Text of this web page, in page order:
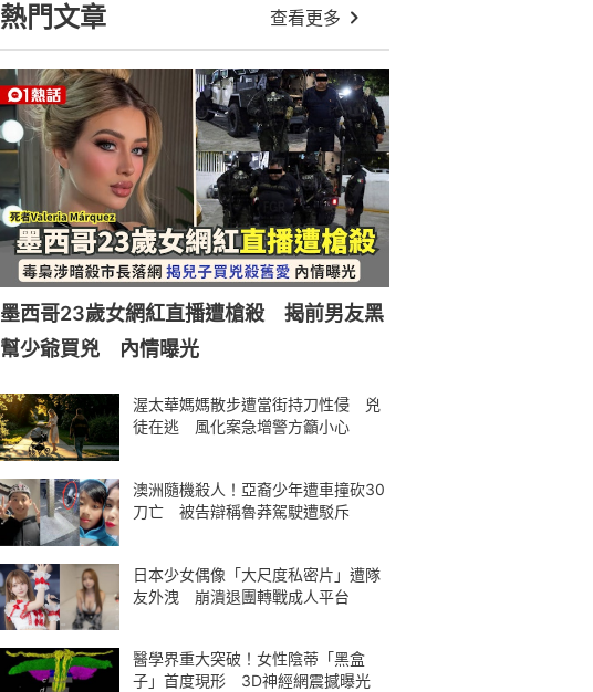
熱門文章 查看更多
墨西哥23歲女網紅直播遭槍殺 揭前男友黑
幫少爺買兇 內情曝光
渥太華媽媽散步遭當街持刀性侵 兇
徒在逃 風化案急增警方籲小心
澳洲隨機殺人！亞裔少年遭車撞砍30
刀亡 被告辯稱魯莽駕駛遭駁斥
日本少女偶像「大尺度私密片」遭隊
友外洩 崩潰退團轉戰成人平台
醫學界重大突破！女性陰蒂「黑盒
子」首度現形 3D神經網震撼曝光